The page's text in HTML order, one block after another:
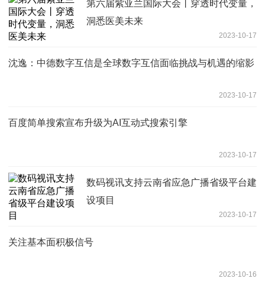
第六届紫亚兰国际大会丨穿透时代变量，
洞悉医美未来
2023-10-17
沈逸：中德数字互信是全球数字互信面临挑战与机遇的缩影
2023-10-17
百度简单搜索宣布升级为AI互动式搜索引擎
2023-10-17
数码视讯支持云南省应急广播省级平台建
设项目
2023-10-17
关注基本面积极信号
2023-10-16